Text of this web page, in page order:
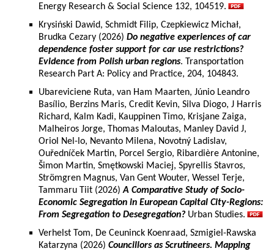
Energy Research & Social Science 132, 104519.
Krysiński Dawid, Schmidt Filip, Czepkiewicz Michał,
Brudka Cezary (2026) Do negative experiences of car
dependence foster support for car use restrictions?
Evidence from Polish urban regions. Transportation
Research Part A: Policy and Practice, 204, 104843.
Ubareviciene Ruta, van Ham Maarten, Júnio Leandro
Basílio, Berzins Maris, Credit Kevin, Silva Diogo, J Harris
Richard, Kalm Kadi, Kauppinen Timo, Krisjane Zaiga,
Malheiros Jorge, Thomas Maloutas, Manley David J,
Oriol Nel-lo, Nevanto Milena, Novotný Ladislav,
Ouředníček Martin, Porcel Sergio, Ribardière Antonine,
Šimon Martin, Smętkowski Maciej, Spyrellis Stavros,
Strömgren Magnus, Van Gent Wouter, Wessel Terje,
Tammaru Tiit (2026)A Comparative Study of Socio-
Economic Segregation in European Capital City-Regions:
From Segregation to Desegregation? Urban Studies.
Verhelst Tom, De Ceuninck Koenraad, Szmigiel-Rawska
Katarzyna (2026) Councillors as Scrutineers. Mapping